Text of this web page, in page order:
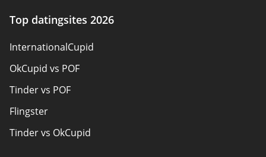
Pansexual Dating
Datingsites voor volwassenen
Datingsites voor senioren
Christelijk daten
Lokale singles online
Trans daten
Top datingsites 2026
InternationalCupid
OkCupid vs POF
Tinder vs POF
Flingster
Tinder vs OkCupid